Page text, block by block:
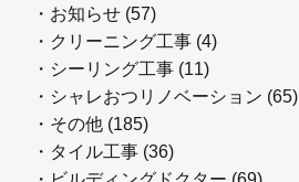
・お知らせ (57)
・クリーニング工事 (4)
・シーリング工事 (11)
・シャレおつリノベーション (65)
・その他 (185)
・タイル工事 (36)